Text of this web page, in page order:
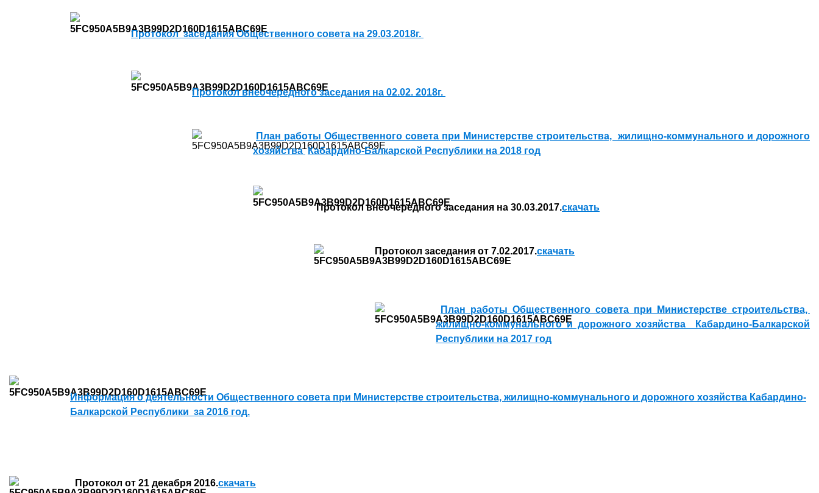
Протокол заседания Общественного совета на 29.03.2018г.
Протокол внеочередного заседания на 02.02. 2018г.
План работы Общественного совета при Министерстве строительства, жилищно-коммунального и дорожного
хозяйства Кабардино-Балкарской Республики на 2018 год
Протокол внеочередного заседания на 30.03.2017.скачать
Протокол заседания от 7.02.2017.скачать
План работы Общественного совета при Министерстве строительства,
жилищно-коммунального и дорожного хозяйства
Кабардино-Балкарской
Республики на 2017 год
Информация о деятельности Общественного совета при Министерстве строительства, жилищно-коммунального и дорожного хозяйства Кабардино-
Балкарской Республики за 2016 год.
Протокол от 21 декабря 2016.скачать